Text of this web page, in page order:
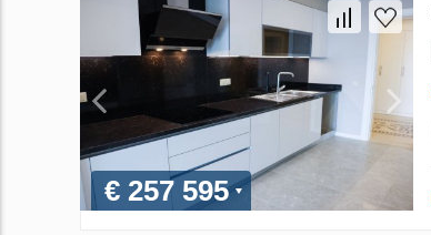
€ 257 595